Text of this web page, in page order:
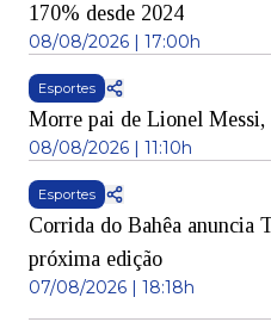
170% desde 2024
08/08/2026 | 17:00h
Esportes
Morre pai de Lionel Messi,
08/08/2026 | 11:10h
Esportes
Corrida do Bahêa anuncia
próxima edição
07/08/2026 | 18:18h